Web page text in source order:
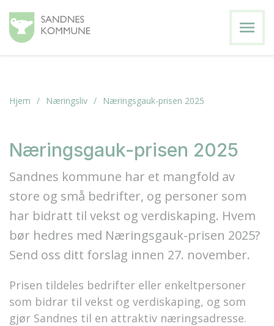
menu
Hjem Næringsliv Næringsgauk-prisen 2025
Næringsgauk-prisen 2025
Sandnes kommune har et mangfold av
store og små bedrifter, og personer som
har bidratt til vekst og verdiskaping. Hvem
bør hedres med Næringsgauk-prisen 2025?
Send oss ditt forslag innen 27. november.
Prisen tildeles bedrifter eller enkeltpersoner
som bidrar til vekst og verdiskaping, og som
gjør Sandnes til en attraktiv næringsadresse.